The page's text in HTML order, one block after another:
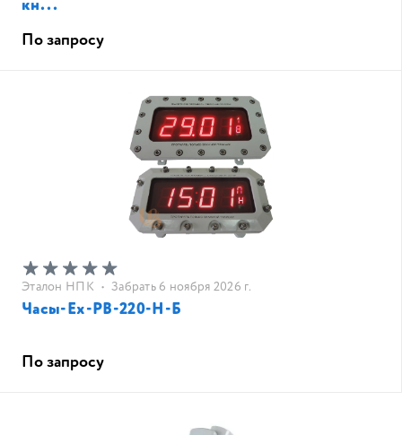
кн...
По запросу
Эталон НПК • Забрать 6 ноября 2026 г.
Часы-Ех-РВ-220-Н-Б
По запросу